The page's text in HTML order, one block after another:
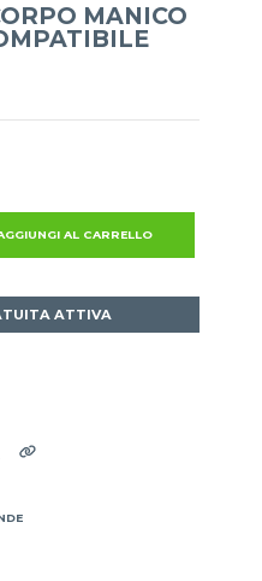
MANICO
AL CARRELLO
ATTIVA